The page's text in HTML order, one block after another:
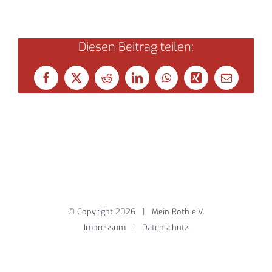
Diesen Beitrag teilen:
Facebook
X RedditLinkedInWhatsApp
Xing
E-
Mail
© Copyright 2026 | Mein Roth e.V.
Impressum | Datenschutz